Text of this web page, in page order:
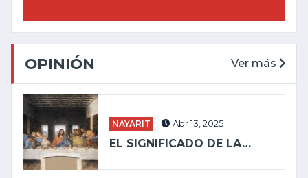
OPINIÓN Ver más
NAYARIT Abr 13, 2025
EL SIGNIFICADO DE LA…